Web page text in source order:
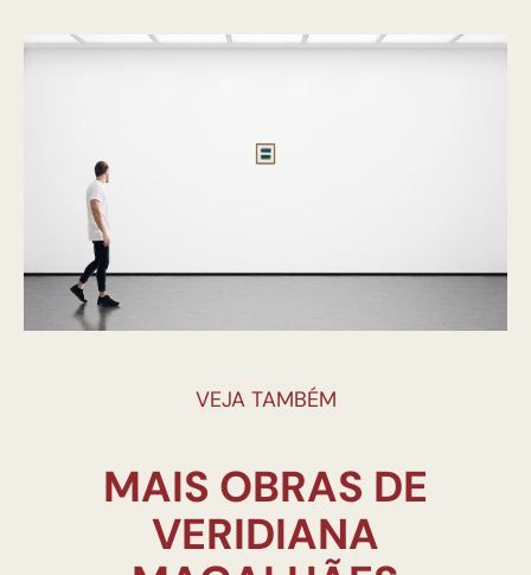
VEJA TAMBÉM
MAIS OBRAS DE
VERIDIANA